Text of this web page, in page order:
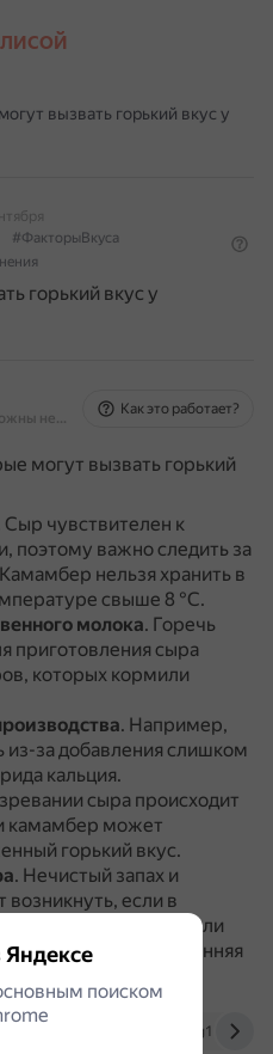
вызвать горький вкус у
#ФакторыВкуса
горький вкус у
На основе источников, возможны неточности
Как это работает?
могут вызвать горький
Сыр чувствителен к
поэтому важно следить за
Камамбер нельзя хранить в
свыше 8 °С.
молока. Горечь
приготовления сыра
которых кормили
. Например,
из-за добавления слишком
кальция.
сыра происходит
камамбер может
горький вкус.
. Нечистый запах и
если в
сырный сгусток попали
или другая посторонняя
xn--
Яндексе
поиском